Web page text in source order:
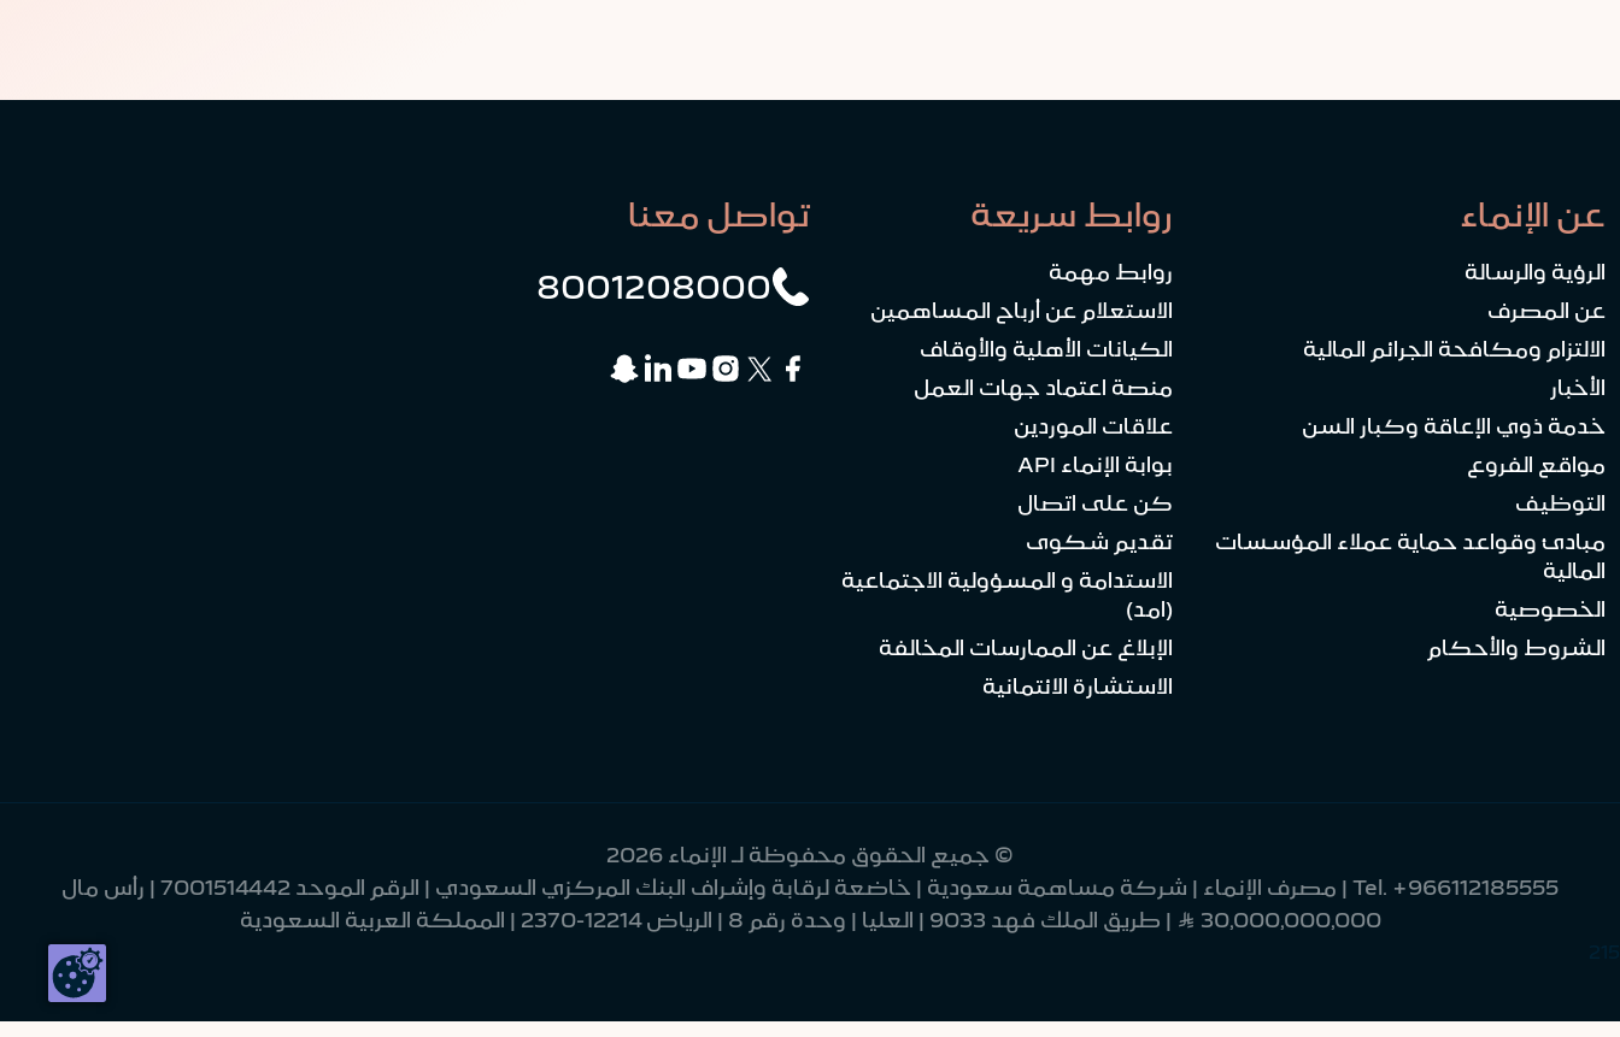
عن الإنماء
الرؤية والرسالة
عن المصرف
الالتزام ومكافحة الجرائم المالية
الأخبار
خدمة ذوي الإعاقة وكبار السن
مواقع الفروع
التوظيف
مبادئ وقواعد حماية عملاء المؤسسات
المالية
الخصوصية
الشروط والأحكام
روابط سريعة
روابط مهمة
الاستعلام عن أرباح المساهمين
الكيانات الأهلية والأوقاف
منصة اعتماد جهات العمل
علاقات الموردين
بوابة الإنماء API
كن على اتصال
تقديم شكوى
الاستدامة و المسؤولية الاجتماعية
(امد)
الإبلاغ عن الممارسات المخالفة
الاستشارة الائتمانية
تواصل معنا
8001208000
© جميع الحقوق محفوظة لـ الإنماء 2026
Tel. +966112185555
| مصرف الإنماء | شركة مساهمة سعودية | خاضعة لرقابة وإشراف البنك المركزي السعودي | الرقم الموحد 7001514442 | رأس مال
30,000,000,000 Ʀ | طريق الملك فهد 9033 | العليا | وحدة رقم 8 | الرياض 12214-2370 | المملكة العربية السعودية